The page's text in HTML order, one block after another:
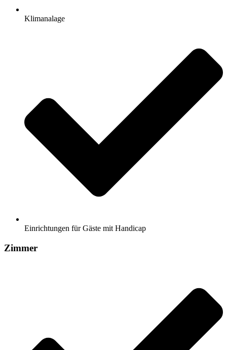
Klimanalage
Einrichtungen für Gäste mit Handicap
Zimmer